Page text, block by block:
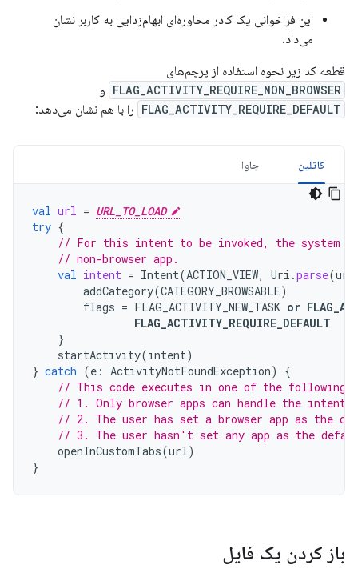
این فراخوانی یک کادر محاوره‌ای ابهام‌زدایی به کاربر نشان
می‌داد.
قطعه کد زیر نحوه استفاده از پرچم‌های
FLAG_ACTIVITY_REQUIRE_NON_BROWSER و
FLAG_ACTIVITY_REQUIRE_DEFAULT را با هم نشان می‌دهد:
کاتلین جاوا
val url = URL_TO_LOAD
try {
// For this intent to be invoked, the system
// non-browser app.
val intent = Intent(ACTION_VIEW, Uri .parse(url
addCategory(CATEGORY_BROWSABLE)
flags = FLAG_ACTIVITY_NEW_TASK or
FLAG_ACTIVITY_REQUIRE_DEFAULT
}
startActivity(intent)
} catch (e : ActivityNotFoundException)
{
// This code executes in one of the following
// 1. Only browser apps can handle the intent.
// 2. The user has set a browser app as the
// 3. The user hasn't set any app as the
openInCustomTabs(url)
}
باز کردن یک فایل